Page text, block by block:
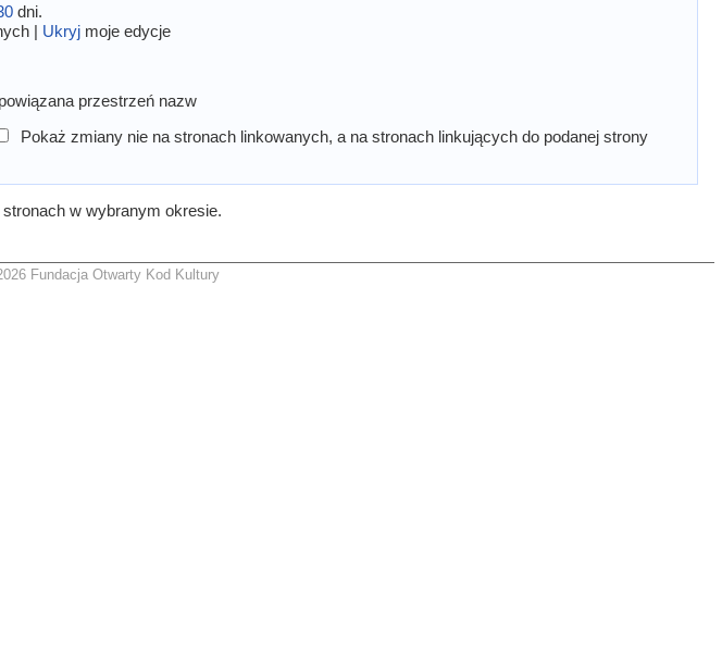
dni.
| Ukryj moje edycje
powiązana przestrzeń nazw
Pokaż zmiany nie na stronach linkowanych, a na stronach linkujących do podanej strony
w wybranym okresie.
Fundacja Otwarty Kod Kultury